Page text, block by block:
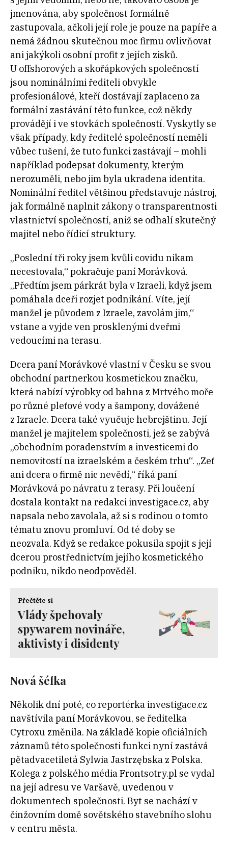
jmenována, aby společnost formálně
zastupovala, ačkoli její role je pouze na papíře a
nemá žádnou skutečnou moc firmu ovlivňovat
ani jakýkoli osobní profit z jejích zisků.
U offshorových a skořápkových společností
jsou nominálními řediteli obvykle
profesionálové, kteří dostávají zaplaceno za
formální zastávání této funkce, což někdy
provádějí i ve stovkách společností. Vyskytly se
však případy, kdy ředitelé společností neměli
vůbec tušení, že tuto funkci zastávají – mohli
například podepsat dokumenty, kterým
nerozuměli, nebo jim byla ukradena identita.
Nominální ředitel většinou představuje nástroj,
jak formálně naplnit zákony o transparentnosti
vlastnictví společností, aniž se odhalí skutečný
majitel nebo řídicí struktury.
„Poslední tři roky jsem kvůli covidu nikam
necestovala,“ pokračuje paní Morávková.
„Předtím jsem párkrát byla v Izraeli, když jsem
pomáhala dceři rozjet podnikání. Víte, její
manžel je původem z Izraele, zavolám jim,“
vstane a vyjde ven prosklenými dveřmi
vedoucími na terasu.
Dcera paní Morávkové vlastní v Česku se svou
obchodní partnerkou kosmetickou značku,
která nabízí výrobky od bahna z Mrtvého moře
po různé pleťové vody a šampony, dovážené
z Izraele. Dcera také vyučuje hebrejštinu. Její
manžel je majitelem společnosti, jež se zabývá
„obchodním poradenstvím a investicemi do
nemovitostí na izraelském a českém trhu“. „Zeť
ani dcera o firmě nic nevědí,“ říká paní
Morávková po návratu z terasy. Při loučení
dostala kontakt na redakci investigace.cz, aby
napsala nebo zavolala, až si s rodinou o tomto
tématu znovu promluví. Od té doby se
neozvala. Když se redakce pokusila spojit s její
dcerou prostřednictvím jejího kosmetického
podniku, nikdo neodpověděl.
Přečtěte si
Vlády špehovaly
spywarem novináře,
aktivisty i disidenty
Nová šéfka
Několik dní poté, co reportérka investigace.cz
navštívila paní Morávkovou, se ředitelka
Cytroxu změnila. Na základě kopie oficiálních
záznamů této společnosti funkci nyní zastává
pětadvacetiletá Sylwia Jastrzębska z Polska.
Kolega z polského média Frontsotry.pl se vydal
na její adresu ve Varšavě, uvedenou v
dokumentech společnosti. Byt se nachází v
činžovním domě sovětského stavebního slohu
v centru města.